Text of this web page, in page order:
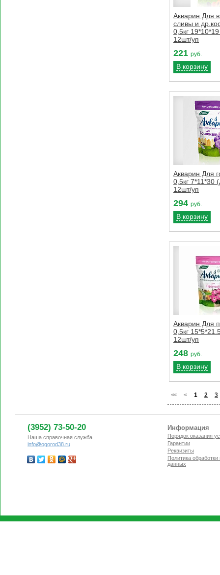
Акварин Для
сливы и
0,5кг
12шт/уп
221 руб.
В корзину
Акварин Для
0,5кг 7*11*30
12шт/уп
294 руб.
В корзину
Акварин Для
0,5кг
12шт/уп
248 руб.
В корзину
<< < 1 2 3
(3952) 73-50-20
Наша справочная служба
info@ogorod38.ru
Информация
Порядок оказания
Гарантии
Реквизиты
Политика
данных